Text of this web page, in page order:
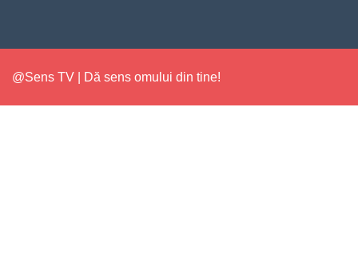
@Sens TV | Dă sens omului din tine!